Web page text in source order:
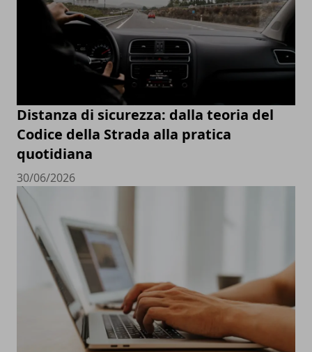
Distanza di sicurezza: dalla teoria del
Codice della Strada alla pratica
quotidiana
30/06/2026